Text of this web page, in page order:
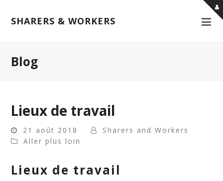
SHARERS & WORKERS
Blog
Lieux de travail
21 août 2018
Sharers and Workers
Aller plus loin
Lieux de travail